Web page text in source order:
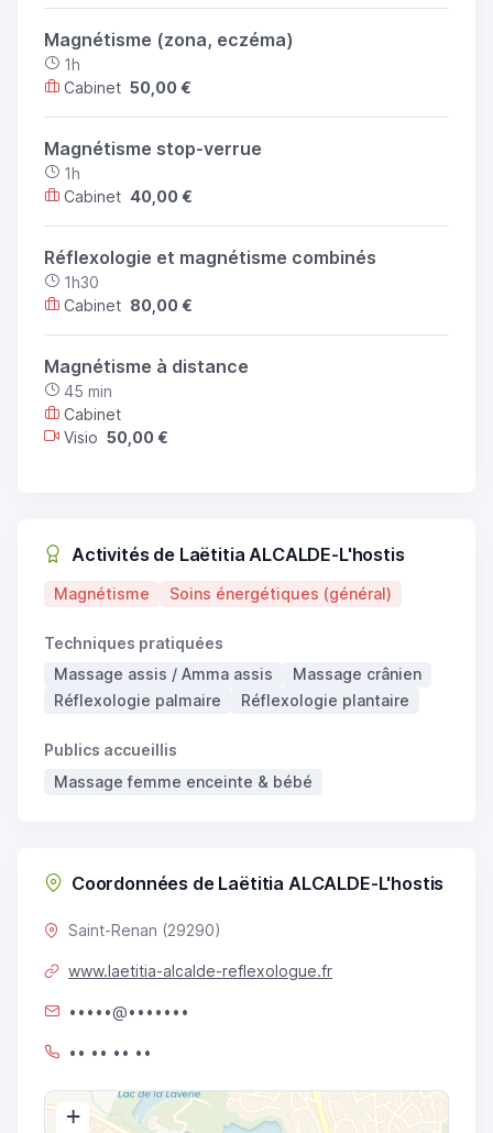
Magnétisme (zona, eczéma)
1h
Cabinet 50,00 €
Magnétisme stop-verrue
1h
Cabinet 40,00 €
Réflexologie et magnétisme combinés
1h30
Cabinet 80,00 €
Magnétisme à distance
45 min
Cabinet
Visio 50,00 €
Activités de Laëtitia ALCALDE-L'hostis
Magnétisme Soins énergétiques (général)
Techniques pratiquées
Massage assis / Amma assis
Massage crânien
Réflexologie palmaire
Réflexologie plantaire
Publics accueillis
Massage femme enceinte & bébé
Coordonnées de Laëtitia ALCALDE-L'hostis
Saint-Renan (29290)
www.laetitia-alcalde-reflexologue.fr
•••••@•••••••
•• •• •• ••
+